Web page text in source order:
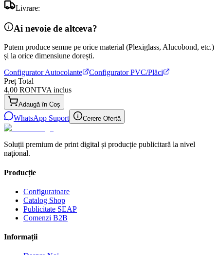
Livrare:
Ai nevoie de altceva?
Putem produce semne pe orice material (Plexiglass, Alucobond, etc.)
și la orice dimensiune dorești.
Configurator Autocolante
Configurator PVC/Plăci
Preț Total
4,00 RONTVA inclus
Adaugă în Coș
WhatsApp Suport Cerere Ofertă
Soluții premium de print digital și producție publicitară la nivel
național.
Producție
Configuratoare
Catalog Shop
Publicitate SEAP
Comenzi B2B
Informații